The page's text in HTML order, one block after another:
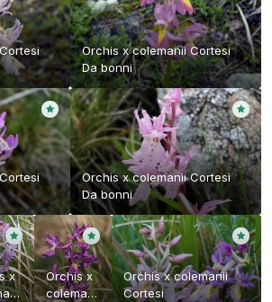
Orchis x colemanii Cortesi
Dabonni
Orchis x colemanii Cortesi
Dabonni
x
Orchis x
colemanii
Orchis x colemanii
Cortesi